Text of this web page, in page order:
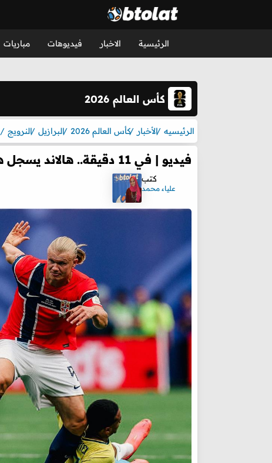
الرئيسية الاخبار فيديوهات مباريات
كأس العالم 2026
الرئيسيه الأخبار كأس العالم 2026 البرازيل النرويج
فيديو | في 11 دقيقة.. هالاند يسجل هدفين لـ النرويج أمام البرازيل
كتب
علياء محمد